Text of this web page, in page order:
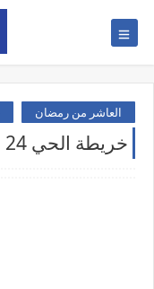
العاشر من رمضان
خريطة الحي 24 العاشر من رمضان